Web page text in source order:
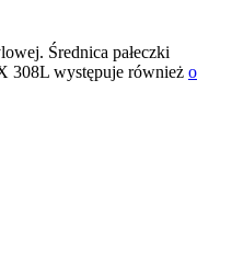
Średnica pałeczki
308L występuje również o